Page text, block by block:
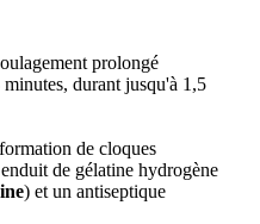
prolongé
durant jusqu'à 1,5
de cloques
de gélatine hydrogène
) et un antiseptique